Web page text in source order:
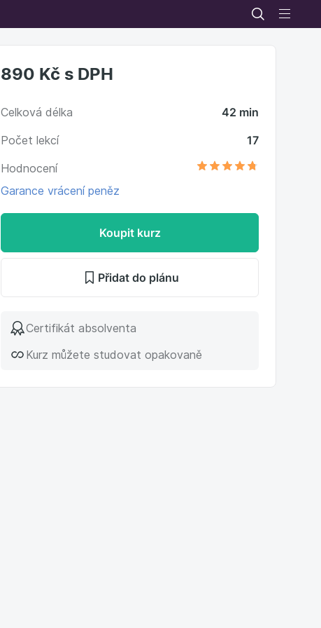
890 Kč s DPH
Celková délka
42 min
Počet lekcí
17
Hodnocení
Garance vrácení peněz
Koupit kurz
Přidat do plánu
Certifikát absolventa
Kurz můžete studovat opakovaně